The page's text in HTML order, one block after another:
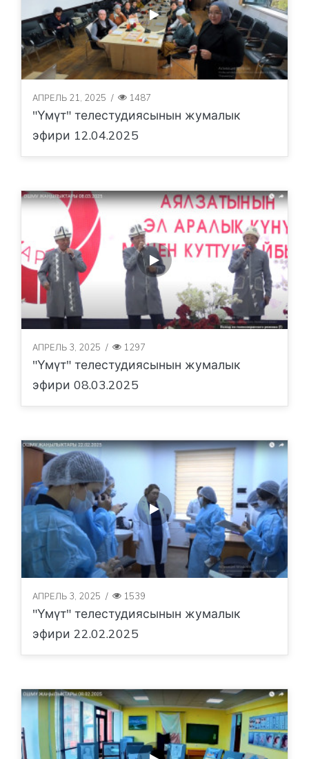
АПРЕЛЬ 21, 2025 / 1487
"Үмүт" телестудиясынын жумалык
эфири 12.04.2025
АПРЕЛЬ 3, 2025 / 1297
"Үмүт" телестудиясынын жумалык
эфири 08.03.2025
АПРЕЛЬ 3, 2025 / 1539
"Үмүт" телестудиясынын жумалык
эфири 22.02.2025